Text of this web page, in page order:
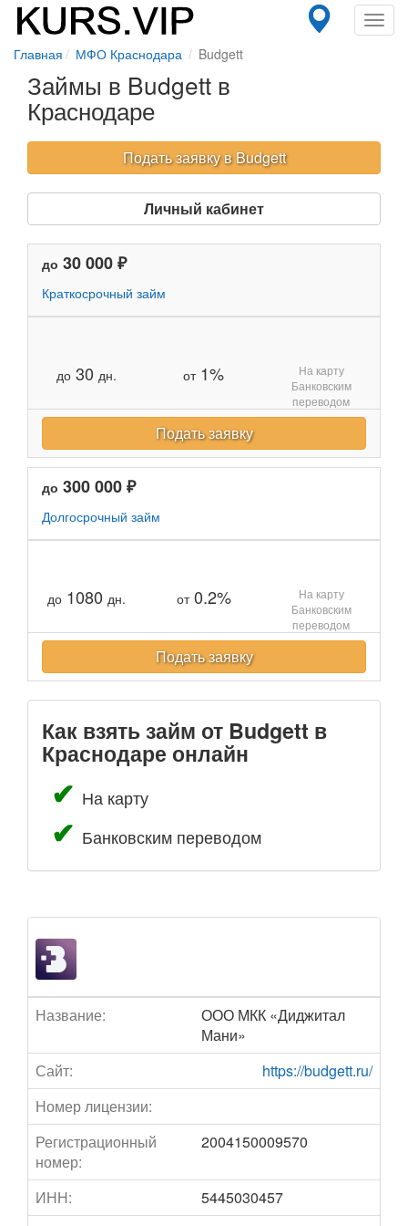
Главная МФО Краснодара Budgett
Займы в Budgett в
Краснодаре
Подать заявку в Budgett
Личный кабинет
до 30 000 ₽
Краткосрочный займ
до 30 дн. от1%
На карту
Банковским
переводом
Подать заявку
до 300 000 ₽
Долгосрочный займ
до 1080 дн. от0.2%
На карту
Банковским
переводом
Подать заявку
Как взять займ от Budgett в
Краснодаре онлайн
На карту
Банковским переводом
Название:
ООО МКК «Диджитал
Мани»
Сайт:
https://budgett.ru/
Номер лицензии:
Регистрационный
номер:
2004150009570
ИНН:
5445030457